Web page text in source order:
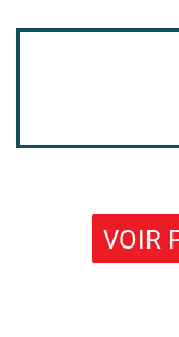
VOIR